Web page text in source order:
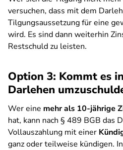
versuchen, dass mit dem
Tilgungsaussetzung für eine
wird. Es sind dann weiterhin
Restschuld zu leisten.
Option 3: Kommt es
Darlehen
Wer eine mehr als 10-jährige
hat, kann nach § 489 BGB das
Vollauszahlung mit einer
ganz oder teilweise kündigen.